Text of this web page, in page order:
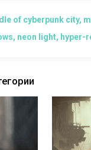
of cyberpunk city,
neon light,